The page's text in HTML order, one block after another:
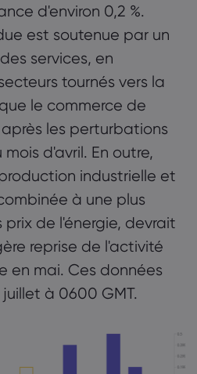
d'environ 0,2 %.
est soutenue par un
services, en
tournés vers la
le commerce de
les perturbations
d'avril. En outre,
industrielle et
à une plus
de l'énergie, devrait
reprise de l'activité
en mai. Ces données
juillet à 0600 GMT.